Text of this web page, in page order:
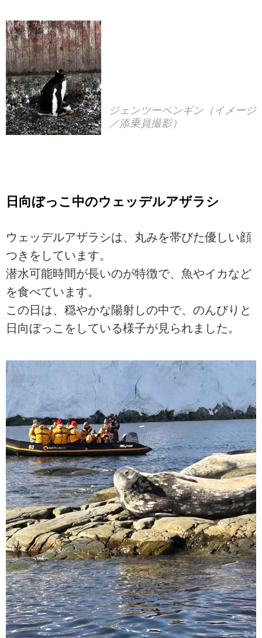
ジェンツーペンギン（イメージ
／添乗員撮影）
日向ぼっこ中のウェッデルアザラシ
ウェッデルアザラシは、丸みを帯びた優しい顔
つきをしています。
潜水可能時間が長いのが特徴で、魚やイカなど
を食べています。
この日は、穏やかな陽射しの中で、のんびりと
日向ぼっこをしている様子が見られました。